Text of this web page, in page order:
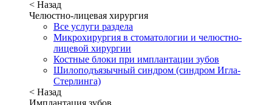
< Назад
Челюстно-лицевая хирургия
Все услуги раздела
Микрохирургия в стоматологии и челюстно-
лицевой хирургии
Костные блоки при имплантации зубов
Шилоподъязычный синдром (синдром Игла-
Стерлинга)
< Назад
Имплантация зубов